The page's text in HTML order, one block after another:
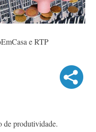
e RTP
de produtividade.